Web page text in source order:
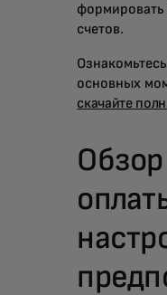
счетов.
основных
скачайте